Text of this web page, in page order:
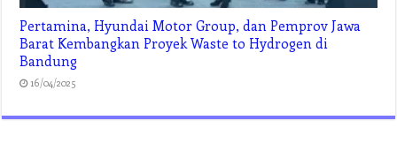
Pertamina, Hyundai Motor Group, dan Pemprov Jawa
Barat Kembangkan Proyek Waste to Hydrogen di
Bandung
16/04/2025